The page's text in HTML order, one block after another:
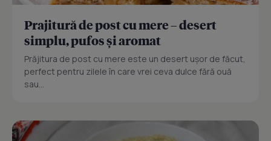
Prajitură de post cu mere – desert
simplu, pufos și aromat
Prăjitura de post cu mere este un desert ușor de făcut,
perfect pentru zilele în care vrei ceva dulce fără ouă
sau...